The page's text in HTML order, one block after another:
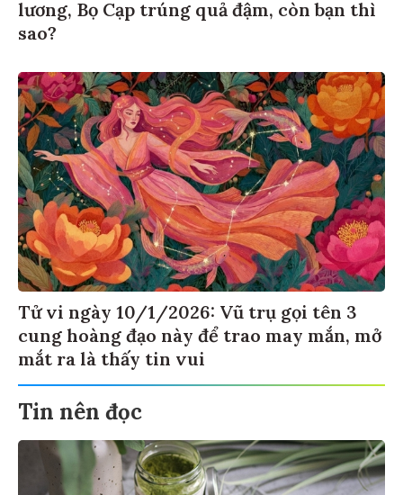
lương, Bọ Cạp trúng quả đậm, còn bạn thì
sao?
Tử vi ngày 10/1/2026: Vũ trụ gọi tên 3
cung hoàng đạo này để trao may mắn, mở
mắt ra là thấy tin vui
Tin nên đọc